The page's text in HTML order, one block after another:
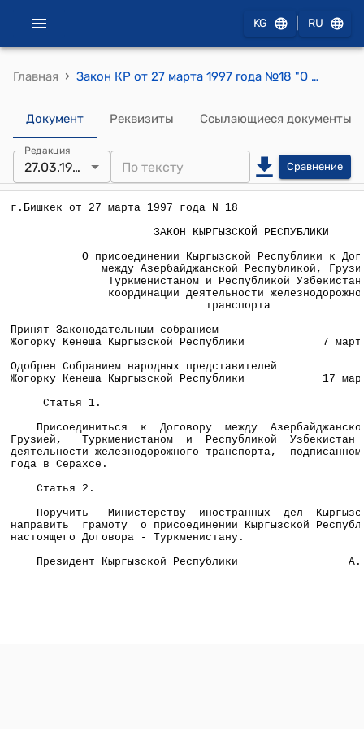
KG RU
Главная › Закон КР от 27 марта 1997 года №18 "О присоединении Кыргызской Республики к Договору между Азербайджанской Республикой, Грузией, Туркменистаном и Республикой Узбекистан о координации деятельности железнодорожного транспорта"
Документ Реквизиты Ссылающиеся документы
Редакция
27.03.1997 Сравнение